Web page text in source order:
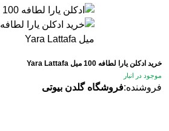
خرید ادکلن یارا لطافه 100 میل Yara Lattafa
موجود در انبار
فروشنده:فروشگاه گلدن بیوتی